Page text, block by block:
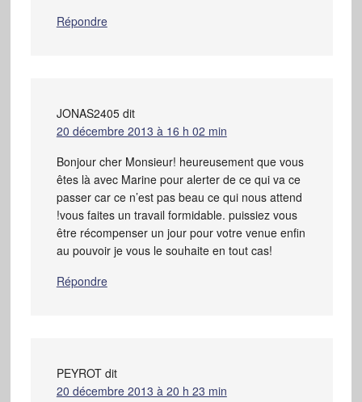
Répondre
JONAS2405 dit
20 décembre 2013 à 16 h 02 min
Bonjour cher Monsieur! heureusement que vous
êtes là avec Marine pour alerter de ce qui va ce
passer car ce n’est pas beau ce qui nous attend
!vous faites un travail formidable. puissiez vous
être récompenser un jour pour votre venue enfin
au pouvoir je vous le souhaite en tout cas!
Répondre
PEYROT dit
20 décembre 2013 à 20 h 23 min